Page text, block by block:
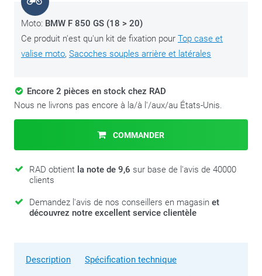
Moto: BMW F 850 GS (18 > 20)
Ce produit n'est qu'un kit de fixation pour Top case et
valise moto, Sacoches souples arrière et latérales
Encore 2 pièces en stock chez RAD
Nous ne livrons pas encore à la/à l'/aux/au États-Unis.
COMMANDER
RAD obtient la note de 9,6 sur base de l'avis de 40000
clients
Demandez l'avis de nos conseillers en magasin et
découvrez notre excellent service clientèle
Description Spécification technique